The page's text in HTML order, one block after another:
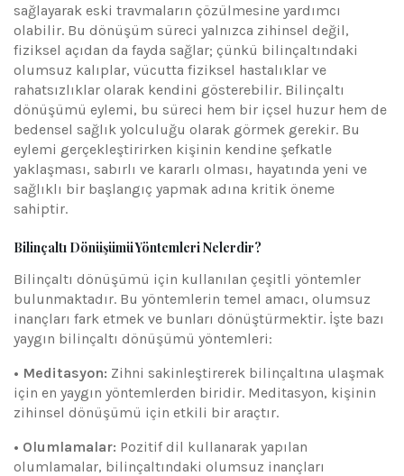
sağlayarak eski travmaların çözülmesine yardımcı
olabilir. Bu dönüşüm süreci yalnızca zihinsel değil,
fiziksel açıdan da fayda sağlar; çünkü bilinçaltındaki
olumsuz kalıplar, vücutta fiziksel hastalıklar ve
rahatsızlıklar olarak kendini gösterebilir. Bilinçaltı
dönüşümü eylemi, bu süreci hem bir içsel huzur hem de
bedensel sağlık yolculuğu olarak görmek gerekir. Bu
eylemi gerçekleştirirken kişinin kendine şefkatle
yaklaşması, sabırlı ve kararlı olması, hayatında yeni ve
sağlıklı bir başlangıç yapmak adına kritik öneme
sahiptir.
Bilinçaltı Dönüşümü Yöntemleri Nelerdir?
Bilinçaltı dönüşümü için kullanılan çeşitli yöntemler
bulunmaktadır. Bu yöntemlerin temel amacı, olumsuz
inançları fark etmek ve bunları dönüştürmektir. İşte bazı
yaygın bilinçaltı dönüşümü yöntemleri:
• Meditasyon: Zihni sakinleştirerek bilinçaltına ulaşmak
için en yaygın yöntemlerden biridir. Meditasyon, kişinin
zihinsel dönüşümü için etkili bir araçtır.
• Olumlamalar: Pozitif dil kullanarak yapılan
olumlamalar, bilinçaltındaki olumsuz inançları